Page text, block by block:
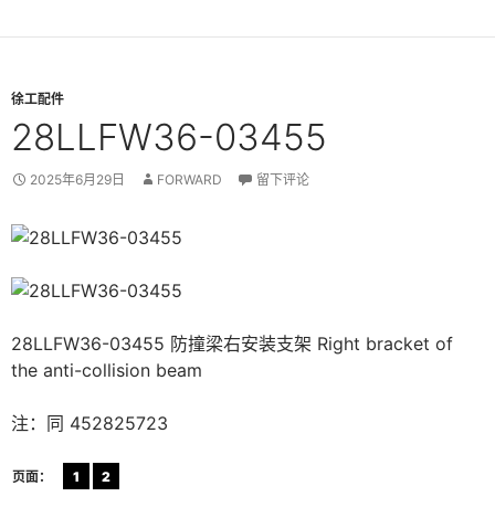
徐工配件
28LLFW36-03455
2025年6月29日 FORWARD 留下评论
28LLFW36-03455 防撞梁右安装支架 Right bracket of
the anti-collision beam
注：同 452825723
页面： 1 2